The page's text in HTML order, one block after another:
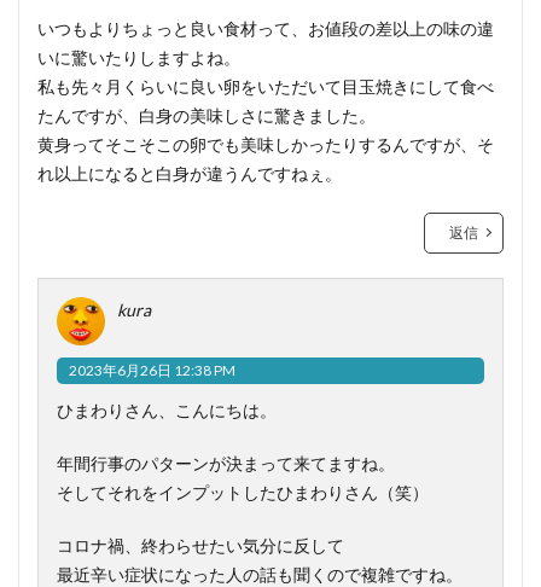
いつもよりちょっと良い食材って、お値段の差以上の味の違
いに驚いたりしますよね。
私も先々月くらいに良い卵をいただいて目玉焼きにして食べ
たんですが、白身の美味しさに驚きました。
黄身ってそこそこの卵でも美味しかったりするんですが、そ
れ以上になると白身が違うんですねぇ。
返信
kura
2023年6月26日 12:38 PM
ひまわりさん、こんにちは。
年間行事のパターンが決まって来てますね。
そしてそれをインプットしたひまわりさん（笑）
コロナ禍、終わらせたい気分に反して
最近辛い症状になった人の話も聞くので複雑ですね。